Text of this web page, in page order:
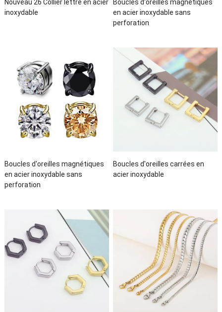
Nouveau 26 Collier lettre en acier
inoxydable
Boucles d'oreilles magnétiques
en acier inoxydable sans
perforation
Boucles d'oreilles magnétiques
en acier inoxydable sans
perforation
Boucles d'oreilles carrées en
acier inoxydable